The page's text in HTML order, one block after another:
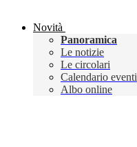
Novità
Panoramica
Le notizie
Le circolari
Calendario eventi
Albo online